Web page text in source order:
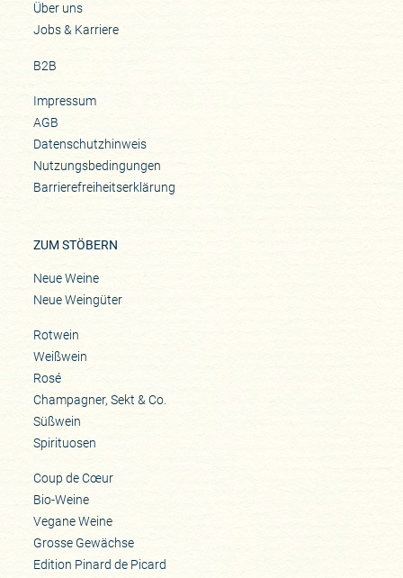
Über uns
Jobs & Karriere
B2B
Impressum
AGB
Datenschutzhinweis
Nutzungsbedingungen
Barrierefreiheitserklärung
ZUM STÖBERN
Neue Weine
Neue Weingüter
Rotwein
Weißwein
Rosé
Champagner, Sekt & Co.
Süßwein
Spirituosen
Coup de Cœur
Bio-Weine
Vegane Weine
Grosse Gewächse
Edition Pinard de Picard